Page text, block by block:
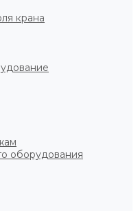
крана
оборудования